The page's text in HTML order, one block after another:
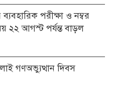
পরীক্ষা ও নম্বর
২২ আগস্ট পর্যন্ত বাড়ল
গণঅভ্যুত্থান দিবস